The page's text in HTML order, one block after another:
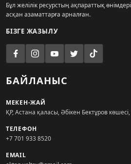
Бұл желілік ресурстың ақпараттық
асқан азаматтарға арналған.
БІЗГЕ ЖАЗЫЛУ
БАЙЛАНЫС
МЕКЕН-ЖАЙ
ҚР, Астана қаласы, Әбікен Бектұров
ТЕЛЕФОН
+7 701 933 8520
EMAIL